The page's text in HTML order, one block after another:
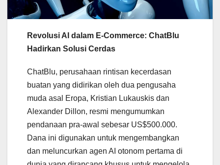
Revolusi AI dalam E-Commerce: ChatBlu
Hadirkan Solusi Cerdas
ChatBlu, perusahaan rintisan kecerdasan
buatan yang didirikan oleh dua pengusaha
muda asal Eropa, Kristian Lukauskis dan
Alexander Dillon, resmi mengumumkan
pendanaan pra-awal sebesar US$500.000.
Dana ini digunakan untuk mengembangkan
dan meluncurkan agen AI otonom pertama di